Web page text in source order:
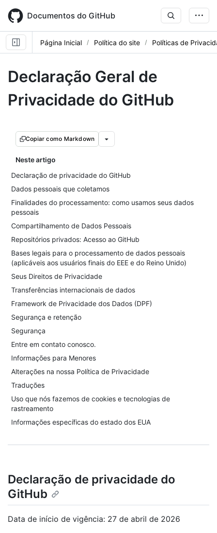
main
content
Documentos do GitHub
Página Inicial Política do site Políticas de
Declaração Geral de
Privacidade do GitHub
Copiar como Markdown
Neste artigo
Declaração de privacidade do GitHub
Dados pessoais que coletamos
Finalidades do processamento: como usamos seus dados
pessoais
Compartilhamento de Dados Pessoais
Repositórios privados: Acesso ao GitHub
Bases legais para o processamento de dados pessoais
(aplicáveis aos usuários finais do EEE e do Reino Unido)
Seus Direitos de Privacidade
Transferências internacionais de dados
Framework de Privacidade dos Dados (DPF)
Segurança e retenção
Segurança
Entre em contato conosco.
Informações para Menores
Alterações na nossa Política de Privacidade
Traduções
Uso que nós fazemos de cookies e tecnologias de
rastreamento
Informações específicas do estado dos EUA
Declaração de privacidade do
GitHub
Data de início de vigência: 27 de abril de 2026